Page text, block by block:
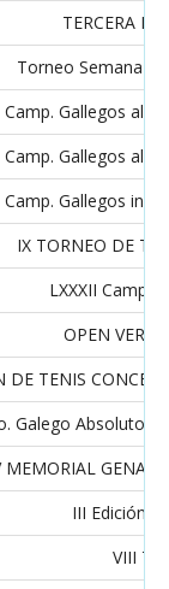
TERCERA
Torneo Semana
Camp. Gallegos
Camp. Gallegos
Camp. Gallegos
IX TORNEO DE
LXXXII
OPEN
DE TENIS
Galego Absoluto -
MEMORIAL
III Edición
VIII